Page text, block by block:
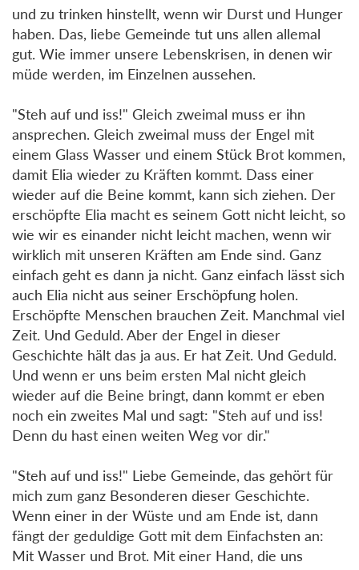
und zu trinken hinstellt, wenn wir Durst und Hunger
haben. Das, liebe Gemeinde tut uns allen allemal
gut. Wie immer unsere Lebenskrisen, in denen wir
müde werden, im Einzelnen aussehen.
"Steh auf und iss!" Gleich zweimal muss er ihn
ansprechen. Gleich zweimal muss der Engel mit
einem Glass Wasser und einem Stück Brot kommen,
damit Elia wieder zu Kräften kommt. Dass einer
wieder auf die Beine kommt, kann sich ziehen. Der
erschöpfte Elia macht es seinem Gott nicht leicht, so
wie wir es einander nicht leicht machen, wenn wir
wirklich mit unseren Kräften am Ende sind. Ganz
einfach geht es dann ja nicht. Ganz einfach lässt sich
auch Elia nicht aus seiner Erschöpfung holen.
Erschöpfte Menschen brauchen Zeit. Manchmal viel
Zeit. Und Geduld. Aber der Engel in dieser
Geschichte hält das ja aus. Er hat Zeit. Und Geduld.
Und wenn er uns beim ersten Mal nicht gleich
wieder auf die Beine bringt, dann kommt er eben
noch ein zweites Mal und sagt: "Steh auf und iss!
Denn du hast einen weiten Weg vor dir."
"Steh auf und iss!" Liebe Gemeinde, das gehört für
mich zum ganz Besonderen dieser Geschichte.
Wenn einer in der Wüste und am Ende ist, dann
fängt der geduldige Gott mit dem Einfachsten an:
Mit Wasser und Brot. Mit einer Hand, die uns